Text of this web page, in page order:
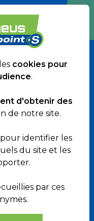
PRÈS DE
Provence-
le groupe
cookies pour
.
d'obtenir des
de notre site.
identifier les
du site et les
par ces